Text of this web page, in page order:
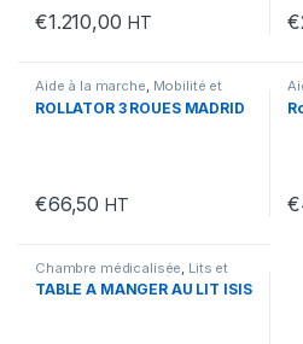
€1.210,00 HT €
Aide à la marche, Mobilité et
handicap, Rollators
ROLLATOR 3 ROUES MADRID
€66,50 HT €
Chambre médicalisée Lits et
tables de lit, Mobilité et handicap
TABLE A MANGER AU LIT ISIS